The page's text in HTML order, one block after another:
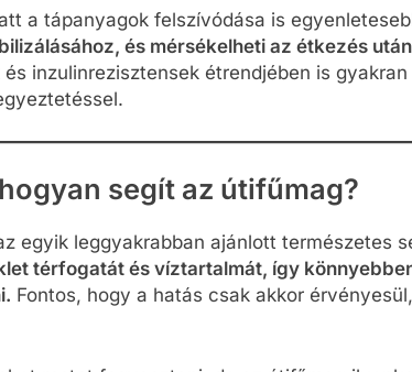
a tápanyagok felszívódása is
és mérsékelheti az étkezés
inzulinrezisztensek étrendjében is
segít az útifűmag?
egyik leggyakrabban ajánlott természetes
térfogatát és víztartalmát, így
Fontos, hogy a hatás csak akkor